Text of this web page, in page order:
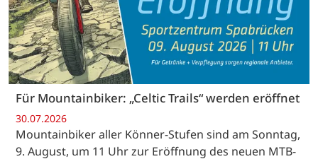
Für Mountainbiker: „Celtic Trails“ werden eröffnet
30.07.2026
Mountainbiker aller Könner-Stufen sind am Sonntag,
9. August, um 11 Uhr zur Eröffnung des neuen MTB-